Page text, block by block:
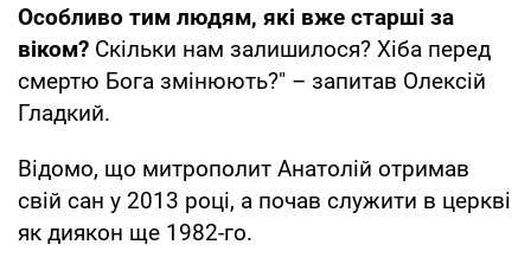
Особливо тим людям, які вже старші за
віком? Скільки нам залишилося? Хіба перед
смертю Бога змінюють?" – запитав Олексій
Гладкий.
Відомо, що митрополит Анатолій отримав
свій сан у 2013 році, а почав служити в церкві
як диякон ще 1982-го.